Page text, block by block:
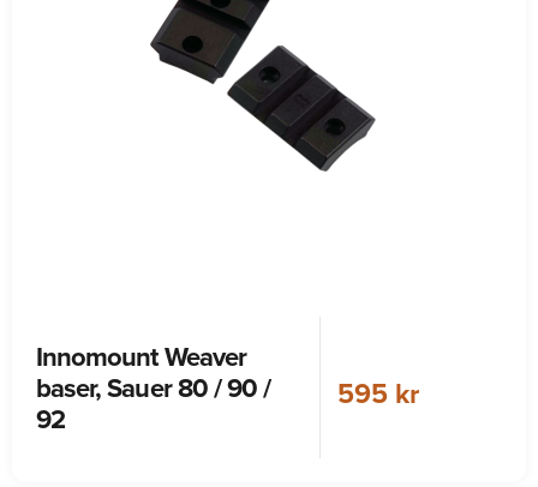
Innomount Weaver
baser, Sauer 80 / 90 /
92
595 kr